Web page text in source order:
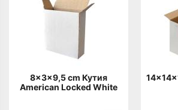
8x3x9,5 cm Кутия
American Locked White